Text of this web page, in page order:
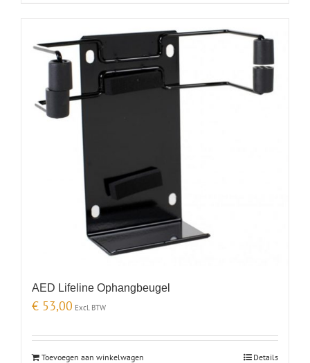
AED Lifeline Ophangbeugel
€ 53,00 Excl. BTW
Toevoegen aan winkelwagen Details